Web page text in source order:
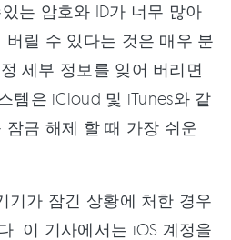
는 암호와 ID가 너무 많아
릴 수 있다는 것은 매우 분
세부 정보를 잊어 버리면
템은 iCloud 및 iTunes와 같
금 해제 할 때 가장 쉬운
기가 잠긴 상황에 처한 경우
. 이 기사에서는 iOS 계정을